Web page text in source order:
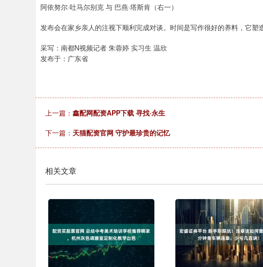
阿依努尔·吐马尔别克 与 巴燕·塔斯肯（右一）
发布会在家乡亲人的注视下顺利完成对谈。时间是写作很好的养料，它塑
采写：南都N视频记者 朱蓉婷 实习生 温欣
发布于：广东省
上一篇： 鑫配网配资APP下载 寻找·永生
下一篇： 天猫配资官网 守护最珍贵的记忆
相关文章